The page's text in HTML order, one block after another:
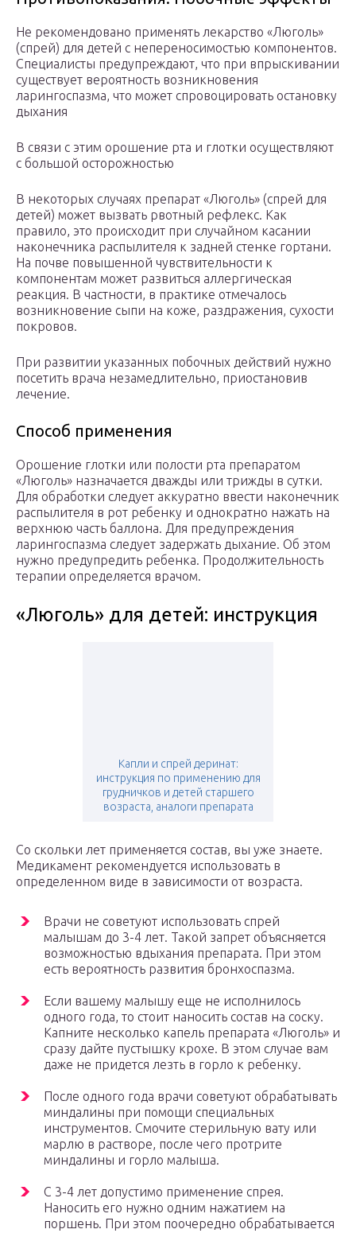
Не рекомендовано применять лекарство «Люголь»
(спрей) для детей с непереносимостью компонентов.
Специалисты предупреждают, что при впрыскивании
существует вероятность возникновения
ларингоспазма, что может спровоцировать остановку
дыхания
В связи с этим орошение рта и глотки осуществляют
с большой осторожностью
В некоторых случаях препарат «Люголь» (спрей для
детей) может вызвать рвотный рефлекс. Как
правило, это происходит при случайном касании
наконечника распылителя к задней стенке гортани.
На почве повышенной чувствительности к
компонентам может развиться аллергическая
реакция. В частности, в практике отмечалось
возникновение сыпи на коже, раздражения, сухости
покровов.
При развитии указанных побочных действий нужно
посетить врача незамедлительно, приостановив
лечение.
Способ применения
Орошение глотки или полости рта препаратом
«Люголь» назначается дважды или трижды в сутки.
Для обработки следует аккуратно ввести наконечник
распылителя в рот ребенку и однократно нажать на
верхнюю часть баллона. Для предупреждения
ларингоспазма следует задержать дыхание. Об этом
нужно предупредить ребенка. Продолжительность
терапии определяется врачом.
«Люголь» для детей: инструкция
Капли и спрей деринат:
инструкция по применению для
грудничков и детей старшего
возраста, аналоги препарата
Со скольки лет применяется состав, вы уже знаете.
Медикамент рекомендуется использовать в
определенном виде в зависимости от возраста.
Врачи не советуют использовать спрей
малышам до 3-4 лет. Такой запрет объясняется
возможностью вдыхания препарата. При этом
есть вероятность развития бронхоспазма.
Если вашему малышу еще не исполнилось
одного года, то стоит наносить состав на соску.
Капните несколько капель препарата «Люголь» и
сразу дайте пустышку крохе. В этом случае вам
даже не придется лезть в горло к ребенку.
После одного года врачи советуют обрабатывать
миндалины при помощи специальных
инструментов. Смочите стерильную вату или
марлю в растворе, после чего протрите
миндалины и горло малыша.
С 3-4 лет допустимо применение спрея.
Наносить его нужно одним нажатием на
поршень. При этом поочередно обрабатывается